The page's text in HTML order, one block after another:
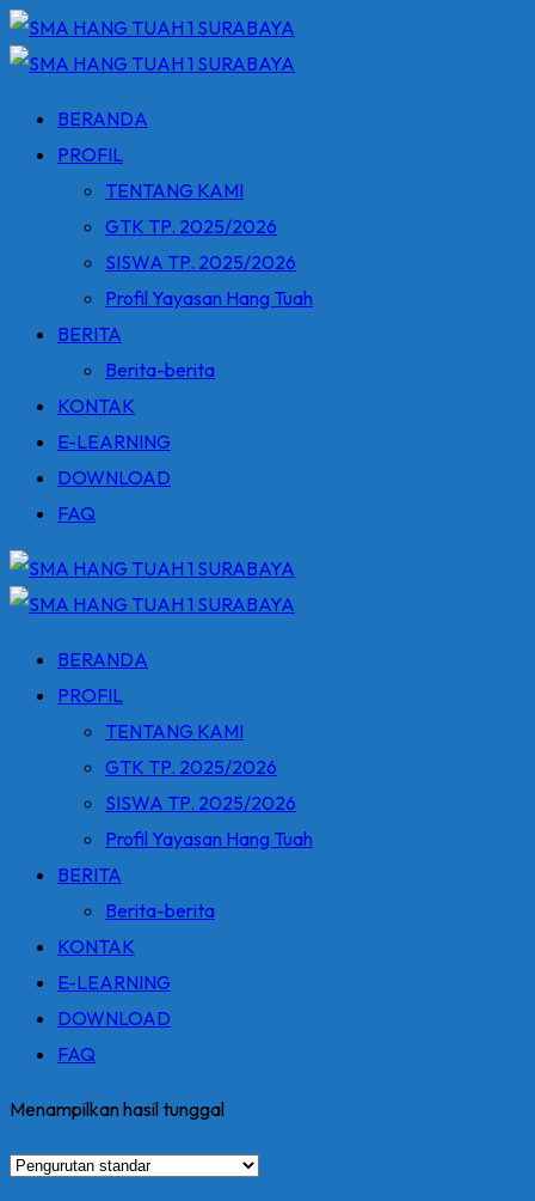
Skip
to
BERANDA
PROFIL
TENTANG KAMI
GTK TP. 2025/2026
SISWA TP. 2025/2026
Profil Yayasan Hang Tuah
BERITA
Berita-berita
KONTAK
E-LEARNING
DOWNLOAD
FAQ
BERANDA
PROFIL
TENTANG KAMI
GTK TP. 2025/2026
SISWA TP. 2025/2026
Profil Yayasan Hang Tuah
BERITA
Berita-berita
KONTAK
E-LEARNING
DOWNLOAD
FAQ
Menampilkan hasil tunggal